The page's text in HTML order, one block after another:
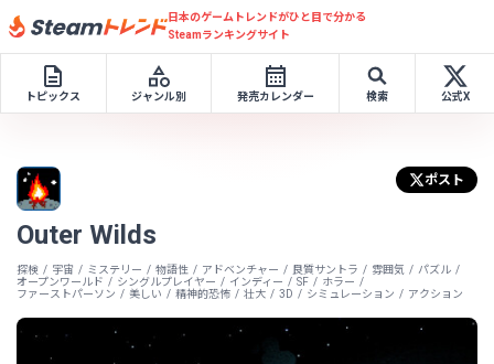
日本のゲームトレンドがひと目で分かる
Steamランキングサイト
トピックス ジャンル別 発売カレンダー 検索 公式X
Outer Wilds
ポスト
探検 宇宙 ミステリー 物語性 アドベンチャー 良質サントラ 雰囲気
パズル
オープンワールド
シングルプレイヤー インディー SF
ホラー
ファーストパーソン
美しい 精神的恐怖 壮大 3D シミュレーション アクション